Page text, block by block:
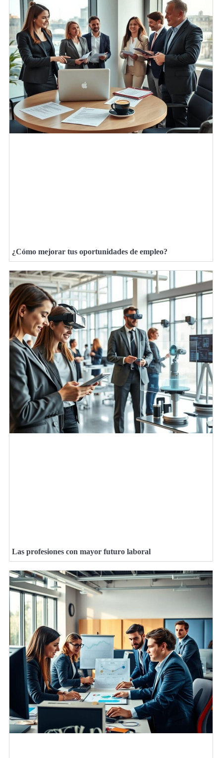
¿Cómo mejorar tus oportunidades de empleo?
Las profesiones con mayor futuro laboral